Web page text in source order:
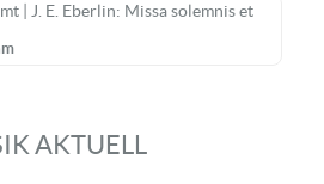
| J. E. Eberlin: Missa solemnis et
AKTUELL